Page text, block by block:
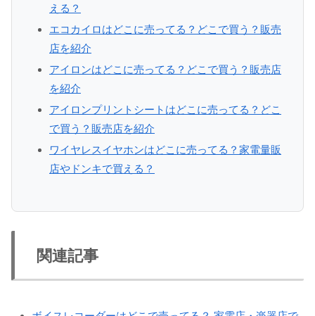
える？
エコカイロはどこに売ってる？どこで買う？販売
店を紹介
アイロンはどこに売ってる？どこで買う？販売店
を紹介
アイロンプリントシートはどこに売ってる？どこ
で買う？販売店を紹介
ワイヤレスイヤホンはどこに売ってる？家電量販
店やドンキで買える？
関連記事